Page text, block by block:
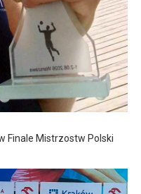
Finale Mistrzostw Polski